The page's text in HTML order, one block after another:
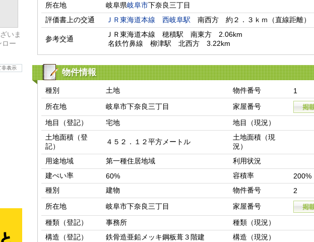
いま
ロー
非表示
所在地 岐阜県岐阜市下奈良三丁目
評価書上の交通
ＪＲ東海道本線 西岐阜駅 南西方　約２．３ｋｍ（直線距離）
参考交通
ＪＲ東海道本線　穂積駅　南東方　2.06km
名鉄竹鼻線　柳津駅　北西方　3.22km
物件情報
種別 土地 物件番号
1
所在地
岐阜市下奈良三丁目
家屋番号
地目（登記）
宅地
地目（現況）
土地面積（登
記）
４５２．１２平方メートル
土地面積（現
況）
用途地域
第一種住居地域
利用状況
建ぺい率
60% 容積率
200%
種別
建物 物件番号
2
所在地
岐阜市下奈良三丁目
家屋番号
種類（登記）
事務所
種類（現況）
構造（登記）
鉄骨造亜鉛メッキ鋼板葺３階建 構造（現況）